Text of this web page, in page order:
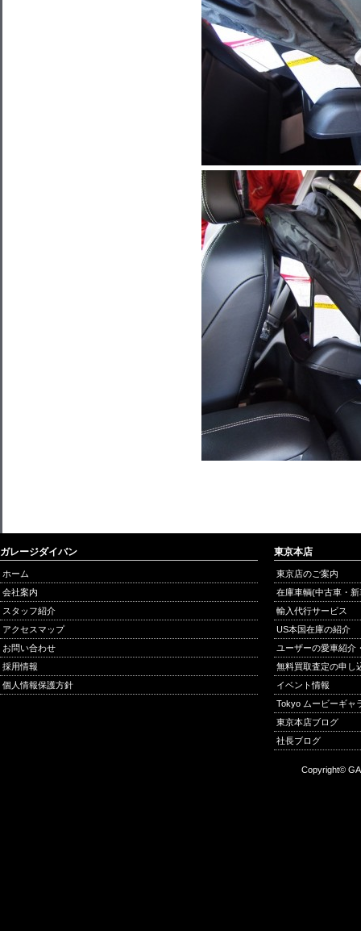
ガレージダイバン
ホーム
会社案内
スタッフ紹介
アクセスマップ
お問い合わせ
採用情報
個人情報保護方針
東京本店
東京店のご案内
在庫車輌(中古車・
輸入代行サービス
US本国在庫の紹介
ユーザーの愛車紹介
無料買取査定の申し
イベント情報
Tokyo ムービーギャ
東京本店ブログ
社長ブログ
Copyright©